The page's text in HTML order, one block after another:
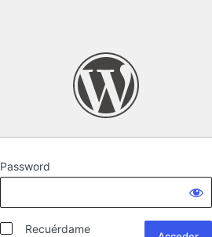
Password
Recuérdame